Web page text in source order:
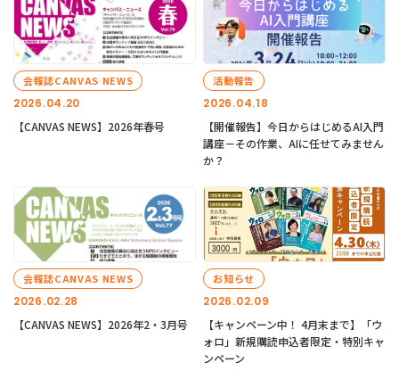
2026.04.20
会報誌CANVAS NEWS
【CANVAS NEWS】2026年春号
2026.04.18
活動報告
【開催報告】今日からはじめるAI入門
講座－その作業、AIに任せてみません
か？
2026.02.28
会報誌CANVAS NEWS
【CANVAS NEWS】2026年2・3月号
2026.02.09
お知らせ
【キャンペーン中！ 4月末まで】「ウ
ォロ」新規購読申込者限定・特別キャ
ンペーン